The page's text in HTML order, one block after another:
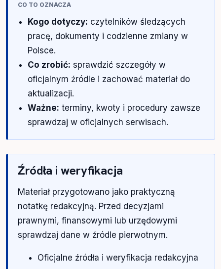
CO TO OZNACZA
Kogo dotyczy: czytelników śledzących
pracę, dokumenty i codzienne zmiany w
Polsce.
Co zrobić: sprawdzić szczegóły w
oficjalnym źródle i zachować materiał do
aktualizacji.
Ważne: terminy, kwoty i procedury zawsze
sprawdzaj w oficjalnych serwisach.
Źródła i weryfikacja
Materiał przygotowano jako praktyczną
notatkę redakcyjną. Przed decyzjami
prawnymi, finansowymi lub urzędowymi
sprawdzaj dane w źródle pierwotnym.
Oficjalne źródła i weryfikacja redakcyjna